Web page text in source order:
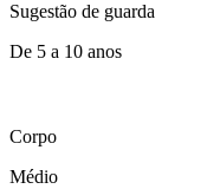
Sugestão de guarda
De 5 a 10 anos
Corpo
Médio